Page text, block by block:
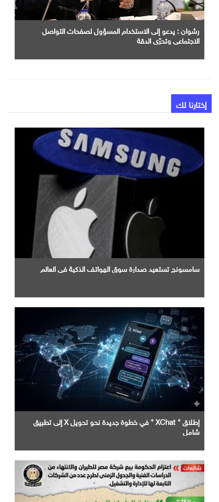
رشوان : يدعو إلى الاستخدام المسؤول لصفحات التواصل
الاجتماعي وتحرّي الدقة
إختارنا لك
سامسونج تستعيد صدارة سوق الهواتف الذكية في العالم
إطلاق " XChat " في خطوة جديدة نحو تحويل X إلى تطبيق
شامل